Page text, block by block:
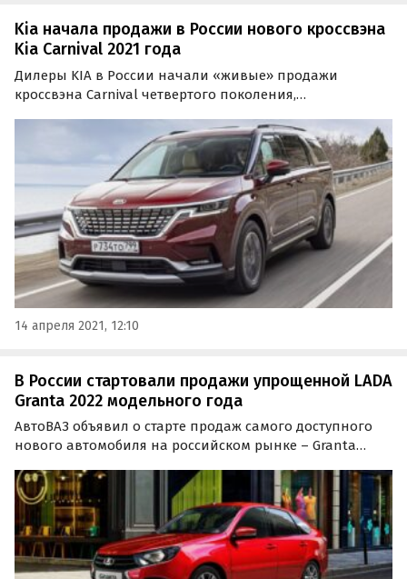
Kia начала продажи в России нового кроссвэна
Kia Carnival 2021 года
Дилеры KIA в России начали «живые» продажи
кроссвэна Carnival четвертого поколения,
14 апреля 2021, 12:10
В России стартовали продажи упрощенной LADA
Granta 2022 модельного года
АвтоВАЗ объявил о старте продаж самого доступного
нового автомобиля на российском рынке – Granta
говорится в официальном пресс-релизе
отечественного бренда, оказалась на 103 200 рублей
дешевле Granta…